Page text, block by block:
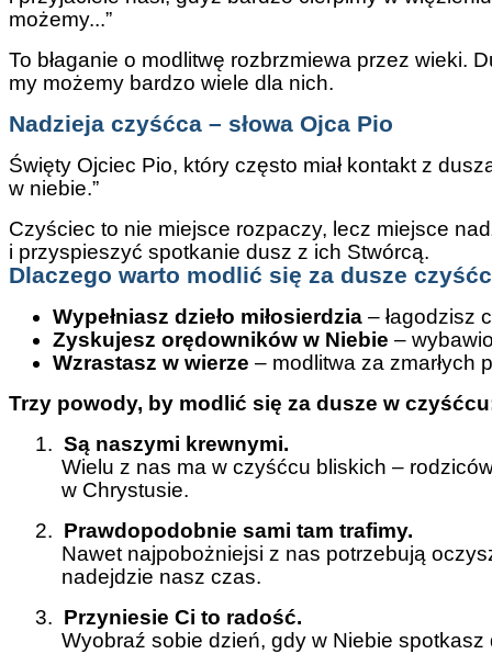
możemy...”
To błaganie o modlitwę rozbrzmiewa przez wieki.
my możemy bardzo wiele dla nich.
Nadzieja czyśćca – słowa Ojca Pio
Święty Ojciec Pio, który często miał kontakt z
w niebie.”
Czyściec to nie miejsce rozpaczy, lecz miejsce
i przyspieszyć spotkanie dusz z ich Stwórcą.
Dlaczego warto modlić się za dusze
Wypełniasz dzieło miłosierdzia – łagodzisz
Zyskujesz orędowników w Niebie –
Wzrastasz w wierze – modlitwa za zmarłych
Trzy powody, by modlić się za dusze w
1. Są naszymi krewnymi.
Wielu z nas ma w czyśćcu bliskich –
w Chrystusie.
2. Prawdopodobnie sami tam trafimy.
Nawet najpobożniejsi z nas potrzebują
nadejdzie nasz czas.
3. Przyniesie Ci to radość.
Wyobraź sobie dzień, gdy w Niebie